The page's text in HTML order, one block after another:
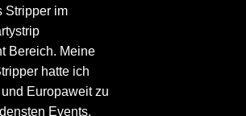
Stripper im
Bereich. Meine
hatte ich
Europaweit zu
Events.